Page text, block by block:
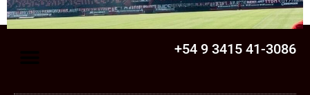
+54 9 3415 41-3086